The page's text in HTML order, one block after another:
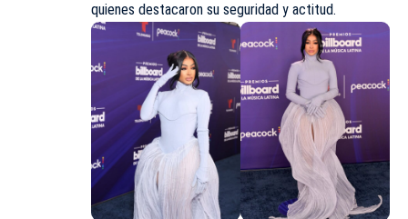
quienes destacaron su seguridad y actitud.